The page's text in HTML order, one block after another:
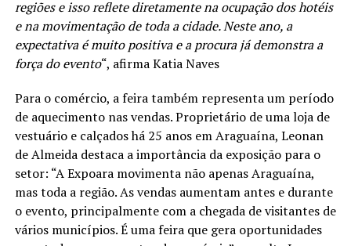
regiões e isso reflete diretamente na ocupação dos hotéis
e na movimentação de toda a cidade. Neste ano, a
expectativa é muito positiva e a procura já demonstra a
força do evento“, afirma Katia Naves
Para o comércio, a feira também representa um período
de aquecimento nas vendas. Proprietário de uma loja de
vestuário e calçados há 25 anos em Araguaína, Leonan
de Almeida destaca a importância da exposição para o
setor: “A Expoara movimenta não apenas Araguaína,
mas toda a região. As vendas aumentam antes e durante
o evento, principalmente com a chegada de visitantes de
vários municípios. É uma feira que gera oportunidades